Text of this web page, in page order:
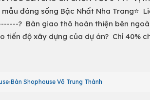
đáng sống Bậc Nhất Nha Trang⭐
? Bàn giao thô hoàn thiện bên
tiến độ xây dựng của dự án? Chỉ 40%
Bán Shophouse Võ Trung Thành